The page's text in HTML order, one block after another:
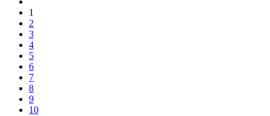
1
2
3
4
5
6
7
8
9
10